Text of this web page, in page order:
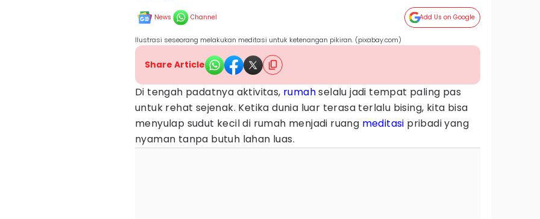
News Channel Add Us on Google
Ilustrasi seseorang melakukan meditasi untuk ketenangan pikiran. (pixabay.com)
Share Article
Di tengah padatnya aktivitas, rumahselalu jadi tempat paling pas
untuk rehat sejenak. Ketika dunia luar terasa terlalu bising, kita bisa
menyulap sudut kecil di rumah menjadi ruang meditasi pribadi yang
nyaman tanpa butuh lahan luas.